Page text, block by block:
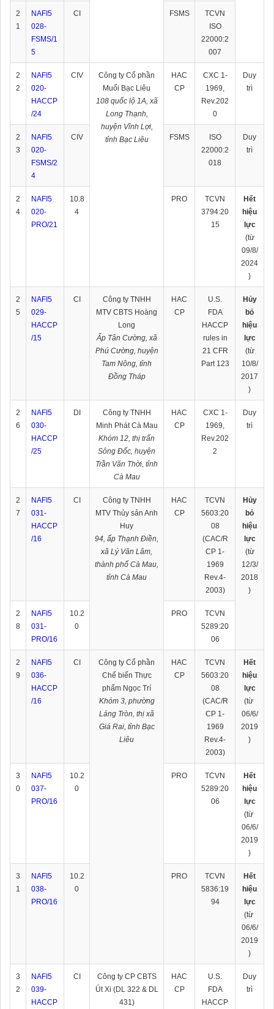
2
1
NAFI5
028-
FSMS/1
5
CI FSMS
TCVN
ISO
22000:2
007
2
2
NAFI5
020-
HACCP
/24
CIV
Công ty Cổ phần
Muối Bạc Liêu
108 quốc lộ 1A, xã
Long Thạnh,
huyện Vĩnh Lợi,
tỉnh Bạc Liêu
HAC
CP
CXC 1-
1969,
Rev.202
0
Duy
trì
2
3
NAFI5
020-
FSMS/2
4
CIV FSMS
ISO
22000:2
018
Duy
trì
2
4
NAFI5
020-
PRO/21
10.8
4
PRO
TCVN
3794:20
15
Hết
hiệu
lực
(từ
09/8/
2024
)
2
5
NAFI5
029-
HACCP
/15
CI
Công ty TNHH
MTV CBTS Hoàng
Long
Ấp Tân Cường, xã
Phú Cường, huyện
Tam Nông, tỉnh
Đồng Tháp
HAC
CP
U.S.
FDA
HACCP
rules in
21 CFR
Part 123
Hủy
bỏ
hiệu
lực
(từ
10/8/
2017
)
2
6
NAFI5
030-
HACCP
/25
DI
Công ty TNHH
Minh Phát Cà Mau
Khóm 12, thị trấn
Sông Đốc, huyện
Trần Văn Thời, tỉnh
Cà Mau
HAC
CP
CXC 1-
1969,
Rev.202
2
Duy
trì
2
7
NAFI5
031-
HACCP
/16
CI
Công ty TNHH
MTV Thủy sản Anh
Huy
94, ấp Thạnh Điền,
xã Lý Văn Lâm,
thành phố Cà Mau,
tỉnh Cà Mau
HAC
CP
TCVN
5603:20
08
(CAC/R
CP 1-
1969
Rev.4-
2003)
Hủy
bỏ
hiệu
lực
(từ
12/3/
2018
)
2
8
NAFI5
031-
PRO/16
10.2
0
PRO
TCVN
5289:20
06
2
9
NAFI5
036-
HACCP
/16
CI
Công ty Cổ phần
Chế biến Thực
phẩm Ngọc Trí
Khóm 3, phường
Láng Tròn, thị xã
Giá Rai, tỉnh Bạc
Liêu
HAC
CP
TCVN
5603:20
08
(CAC/R
CP 1-
1969
Rev.4-
2003)
Hết
hiệu
lực
(từ
06/6/
2019
)
3
0
NAFI5
037-
PRO/16
10.2
0
PRO
TCVN
5289:20
06
Hết
hiệu
lực
(từ
06/6/
2019
)
3
1
NAFI5
038-
PRO/16
10.2
0
PRO
TCVN
5836:19
94
Hết
hiệu
lực
(từ
06/6/
2019
)
3
2
NAFI5
039-
HACCP
CI
Công ty CP CBTS
Út Xi (DL 322 & DL
431)
HAC
CP
U.S.
FDA
HACCP
Duy
trì